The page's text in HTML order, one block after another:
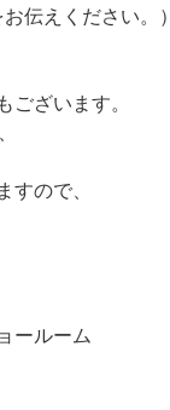
伝えください。）
ございます。
すので、
ールーム